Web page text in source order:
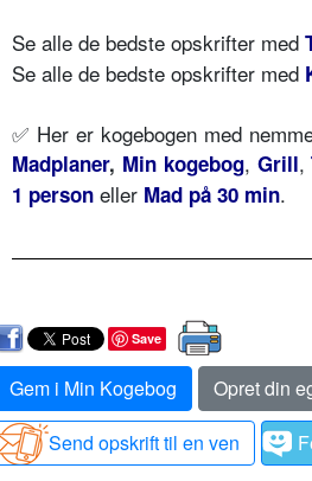
Se alle de bedste opskrifter med
Se alle de bedste opskrifter med
✅ Her er kogebogen med
Madplaner, Min kogebog, Grill,
1 person eller Mad på 30 min.
Save
Gem i Min Kogebog
Opret din
Send opskrift til en ven